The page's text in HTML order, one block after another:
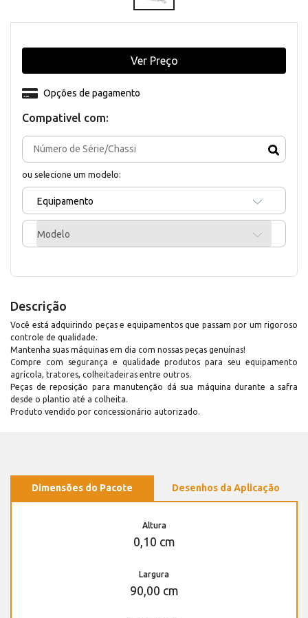
Compativel com:
ou selecione um modelo:
Equipamento
Modelo
Opções de pagamento
Ver Preço
Descrição
Você está adquirindo peças e equipamentos que passam por um rigoroso
controle de qualidade.
Mantenha suas máquinas em dia com nossas peças genuínas!
Compre com segurança e qualidade produtos para seu equipamento
agrícola, tratores, colheitadeiras entre outros.
Peças de reposição para manutenção dá sua máquina durante a safra
desde o plantio até a colheita.
Produto vendido por concessionário autorizado.
Dimensões do Pacote Desenhos da Aplicação
Altura
0,10 cm
Largura
90,00 cm